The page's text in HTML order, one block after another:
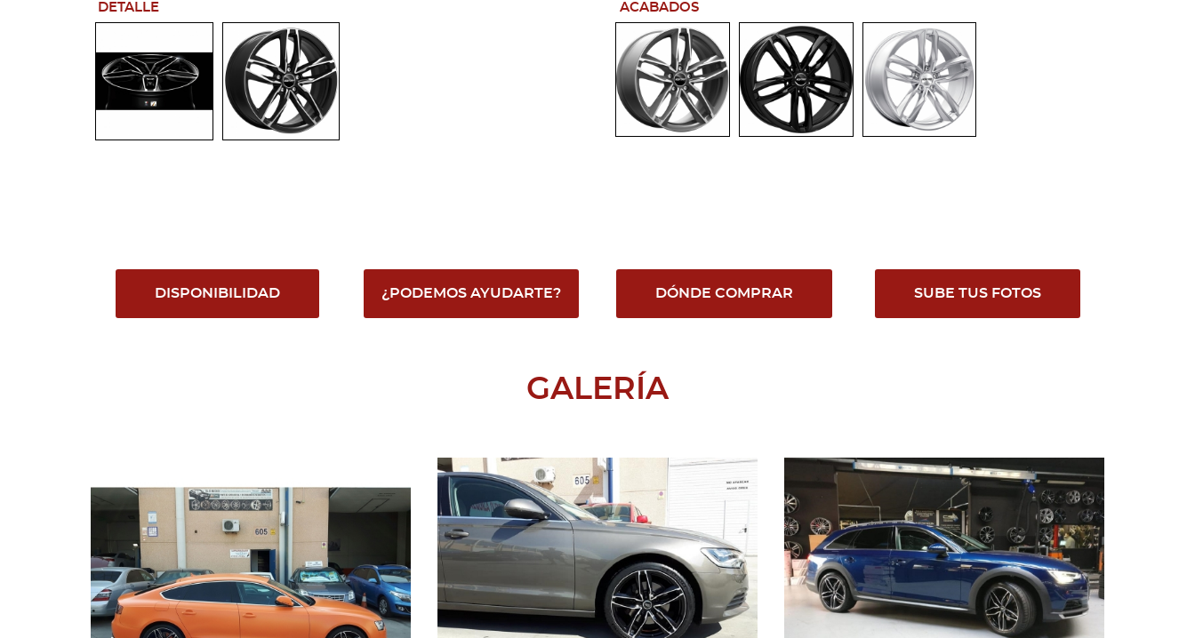
DETALLE ACABADOS
DISPONIBILIDAD ¿PODEMOS AYUDARTE? DÓNDE COMPRAR SUBE TUS FOTOS
GALERÍA